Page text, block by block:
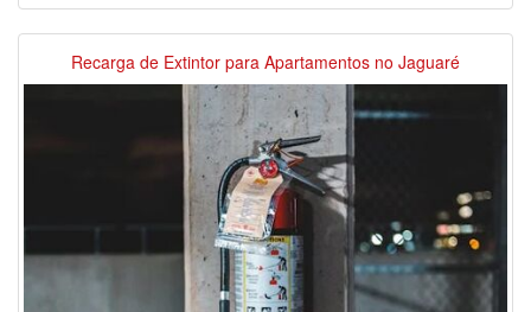
Recarga de Extintor para Apartamentos no Jaguaré